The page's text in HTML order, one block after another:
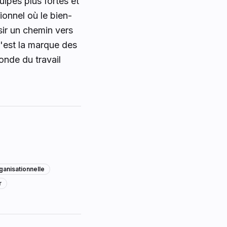
où le bien-
un chemin vers
la marque des
du travail